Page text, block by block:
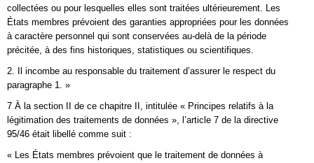
collectées ou pour lesquelles elles sont traitées ultérieurement. Les
États membres prévoient des garanties appropriées pour les données
à caractère personnel qui sont conservées au-delà de la période
précitée, à des fins historiques, statistiques ou scientifiques.
2. Il incombe au responsable du traitement d’assurer le respect du
paragraphe 1. »
7 À la section II de ce chapitre II, intitulée « Principes relatifs à la
légitimation des traitements de données », l’article 7 de la directive
95/46 était libellé comme suit :
« Les États membres prévoient que le traitement de données à